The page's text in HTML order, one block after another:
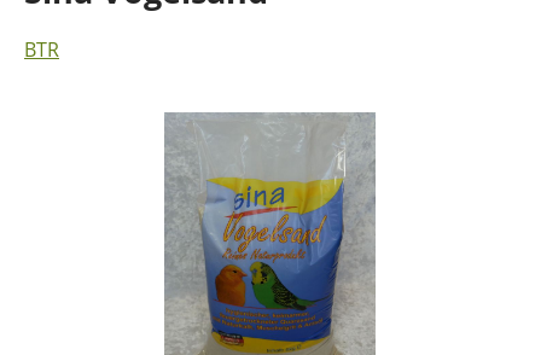
BTR
Bildergalerie überspringen